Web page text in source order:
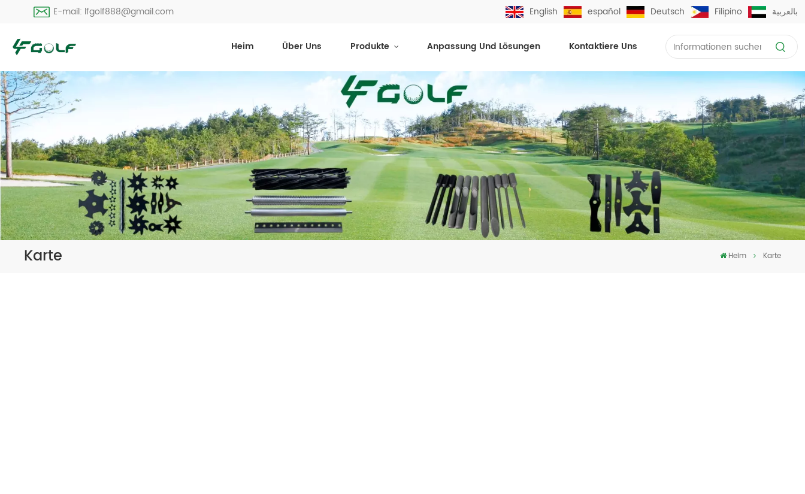
E-mail: lfgolf888@gmail.com English español Deutsch Filipino بالعربية
Heim Über Uns Produkte Anpassung Und Lösungen Kontaktiere Uns
Karte Heim Karte